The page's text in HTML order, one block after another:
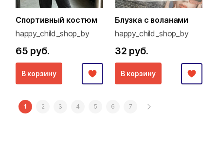
Спортивный костюм
happy_child_shop_by
65 руб.
В корзину
Блузка с воланами
happy_child_shop_by
32 руб.
В корзину
1 2 3 4 5 6 7